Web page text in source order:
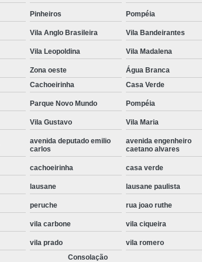
Pinheiros Pompéia
Vila Anglo Brasileira Vila Bandeirantes
Vila Leopoldina Vila Madalena
Zona oeste
Água Branca
Cachoeirinha Casa Verde
Parque Novo Mundo Pompéia
Vila Gustavo Vila Maria
avenida deputado emilio
carlos
avenida engenheiro
caetano alvares
cachoeirinha casa verde
lausane lausane paulista
peruche rua joao ruthe
vila carbone vila ciqueira
vila prado vila romero
Consolação